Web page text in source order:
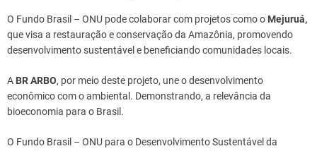
O Fundo Brasil – ONU pode colaborar com projetos como o Mejuruá,
que visa a restauração e conservação da Amazônia, promovendo
desenvolvimento sustentável e beneficiando comunidades locais.
A BR ARBO, por meio deste projeto, une o desenvolvimento
econômico com o ambiental. Demonstrando, a relevância da
bioeconomia para o Brasil.
O Fundo Brasil – ONU para o Desenvolvimento Sustentável da